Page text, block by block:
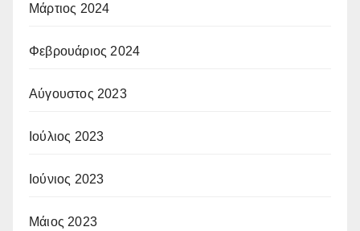
Μάρτιος 2024
Φεβρουάριος 2024
Αύγουστος 2023
Ιούλιος 2023
Ιούνιος 2023
Μάιος 2023